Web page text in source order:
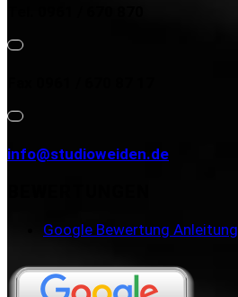
info@studioweiden.de
Google Bewertung Anleitung